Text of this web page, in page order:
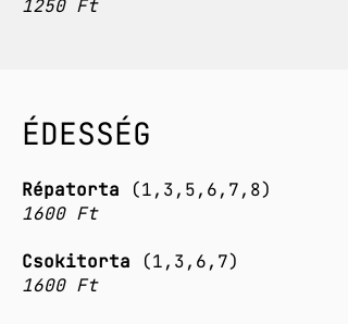
1250 Ft
ÉDESSÉG
Répatorta (1,3,5,6,7,8)
1600 Ft
Csokitorta (1,3,6,7)
1600 Ft